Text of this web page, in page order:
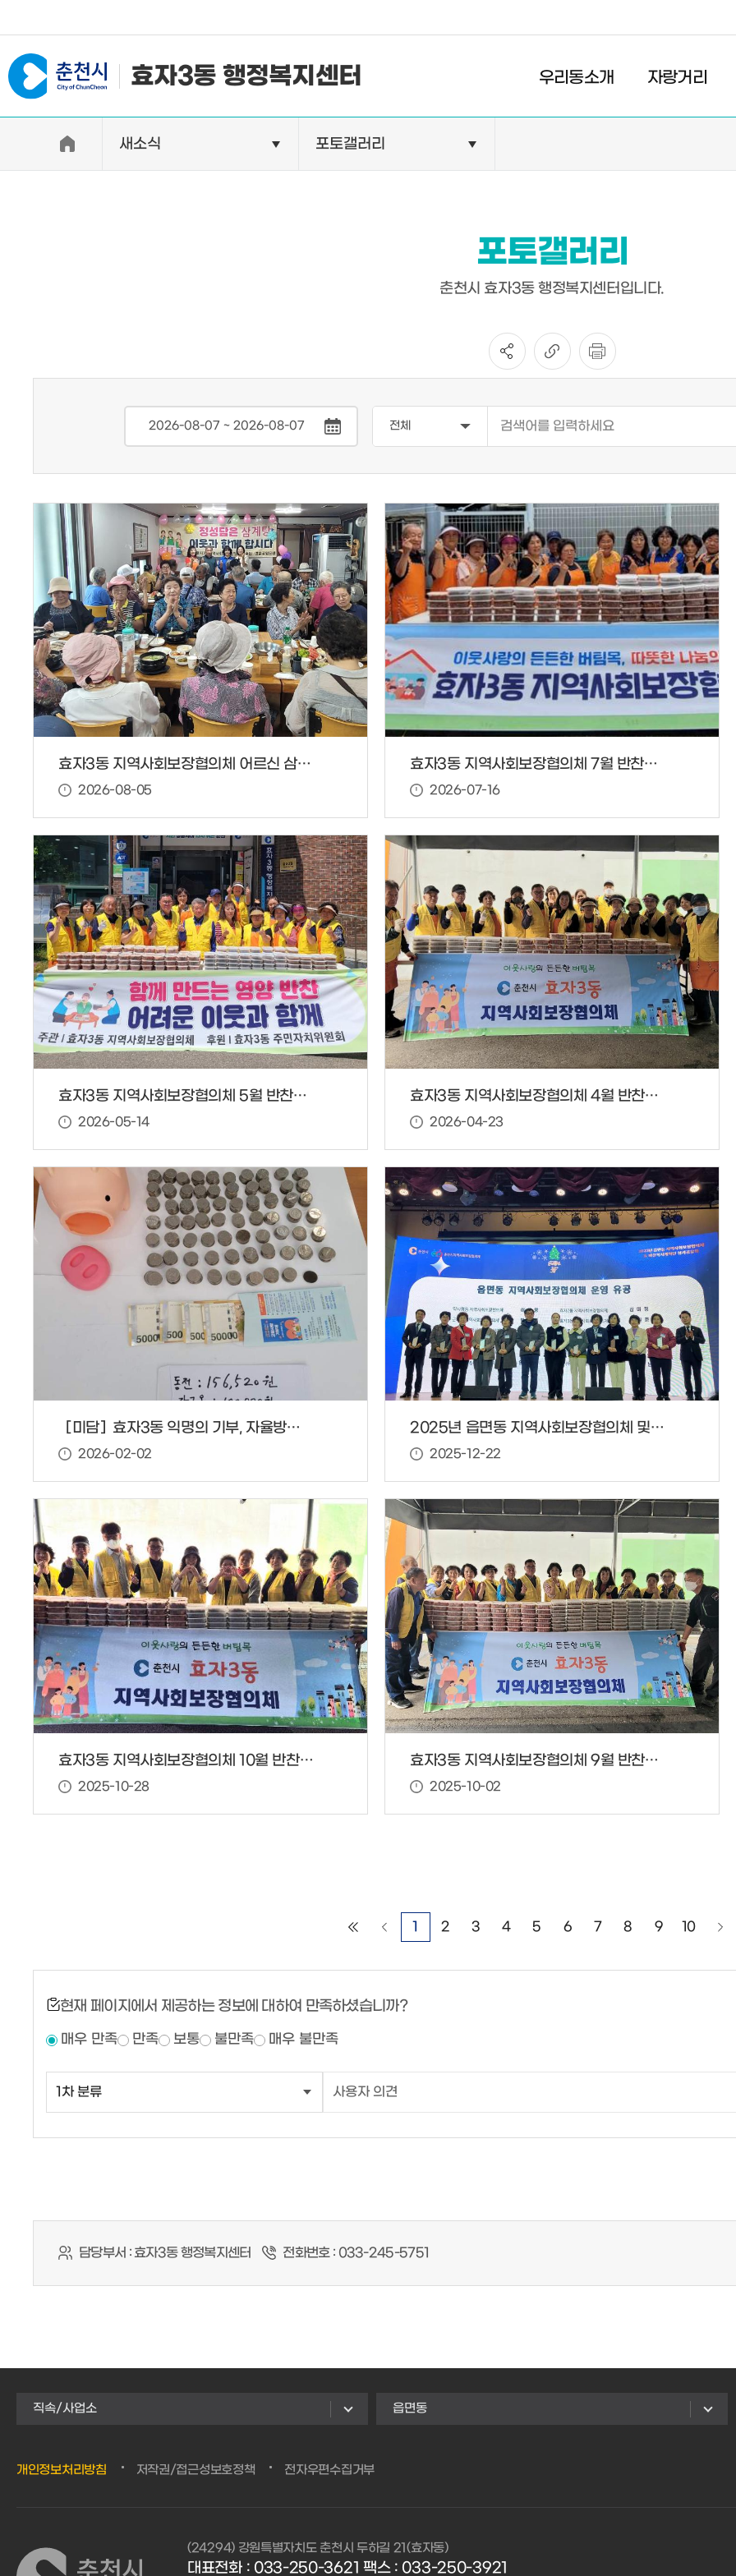
효자3동 행정복지센터 우리동소개
우리동소개
자랑거리
장애인 편의시설 설치 현황
의료기관
약국
#일자리지원센터 #물가정보
새소식 포토갤러리
포토갤러리
춘천시 효자3동 행정복지센터입니다.
효자3동 지역사회보장협의체 어르신 삼계탕 나눔
2026-08-05
효자3동 지역사회보장협의체 7월 반찬봉사 및 개인기부자 사랑의 쌀 기증
2026-07-16
효자3동 지역사회보장협의체 5월 반찬봉사
2026-05-14
효자3동 지역사회보장협의체 4월 반찬봉사
2026-04-23
［미담］효자3동 익명의 기부, 자율방범대 동참
2026-02-02
2025년 읍면동 지역사회보장협의체 및 마을복지계획단 성과공유회 유공자 수상
2025-12-22
효자3동 지역사회보장협의체 10월 반찬봉사
2025-10-28
효자3동 지역사회보장협의체 9월 반찬봉사
2025-10-02
1 2 3 4 5 6 7 8 9 10
현재 페이지에서 제공하는 정보에 대하여 만족하셨습니까?
매우 만족 만족 보통 불만족 매우 불만족
담당부서 :효자3동 행정복지센터 전화번호 : 033-245-5751
직속/사업소 읍면동
개인정보처리방침 저작권/접근성보호정책 전자우편수집거부
(24294) 강원특별자치도 춘천시 두하길 21(효자동)
대표전화 : 033-250-3621 팩스 : 033-250-3921